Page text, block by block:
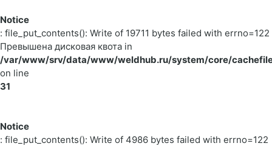
Notice
: file_put_contents(): Write of 19711 bytes failed with errno=122
Превышена дисковая квота in
/var/www/srv/data/www/weldhub.ru/system/core/
on line
31
Notice
: file_put_contents(): Write of 4986 bytes failed with errno=122